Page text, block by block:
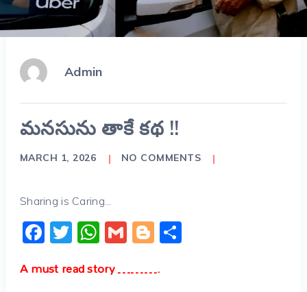
Admin
మనసును తాకే కథ !!
MARCH 1, 2026 NO COMMENTS
Sharing is Caring...
Facebook
Twitter
WhatsApp
GmailBlogger
Share
A must read story ……….